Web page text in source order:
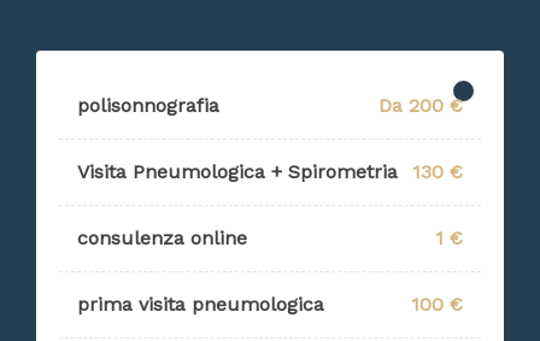
polisonnografia Da 200 €
Visita Pneumologica + Spirometria 130 €
consulenza online 1 €
prima visita pneumologica 100 €